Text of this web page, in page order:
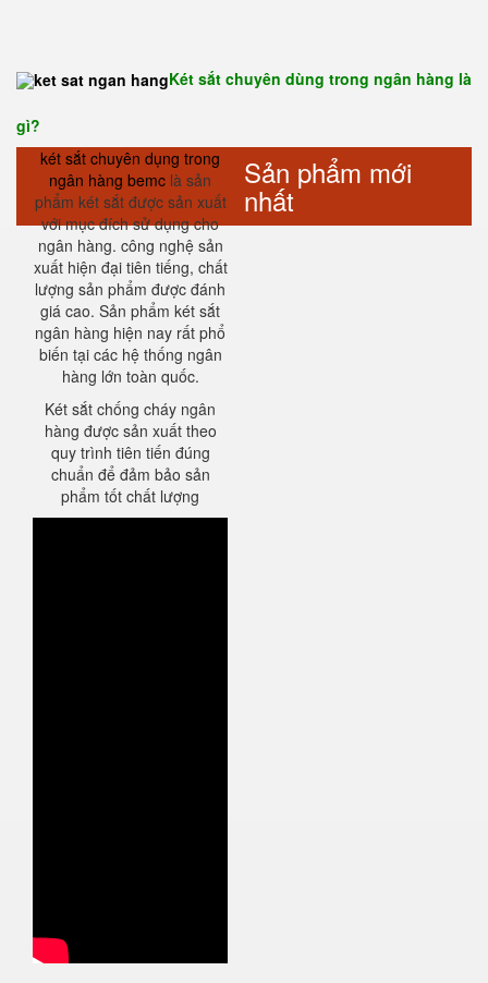
Két sắt chuyên dùng trong ngân hàng là
gì?
két sắt chuyên dụng trong
ngân hàng bemc là sản
phẩm két sắt được sản xuất
với mục đích sử dụng cho
ngân hàng. công nghệ sản
xuất hiện đại tiên tiếng, chất
lượng sản phẩm được đánh
giá cao. Sản phẩm két sắt
ngân hàng hiện nay rất phổ
biến tại các hệ thống ngân
hàng lớn toàn quốc.
Két sắt chống cháy ngân
hàng được sản xuất theo
quy trình tiên tiến đúng
chuẩn để đảm bảo sản
phẩm tốt chất lượng
Sản phẩm mới
nhất